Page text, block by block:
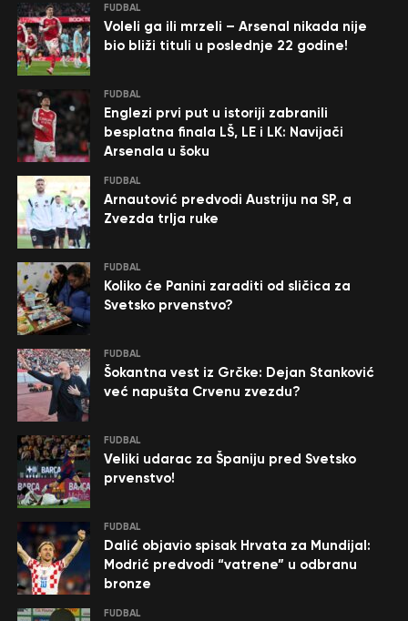
FUDBAL
Voleli ga ili mrzeli – Arsenal nikada nije
bio bliži tituli u poslednje 22 godine!
FUDBAL
Englezi prvi put u istoriji zabranili
besplatna finala LŠ, LE i LK: Navijači
Arsenala u šoku
FUDBAL
Arnautović predvodi Austriju na SP, a
Zvezda trlja ruke
FUDBAL
Koliko će Panini zaraditi od sličica za
Svetsko prvenstvo?
FUDBAL
Šokantna vest iz Grčke: Dejan Stanković
već napušta Crvenu zvezdu?
FUDBAL
Veliki udarac za Španiju pred Svetsko
prvenstvo!
FUDBAL
Dalić objavio spisak Hrvata za Mundijal:
Modrić predvodi “vatrene” u odbranu
bronze
FUDBAL